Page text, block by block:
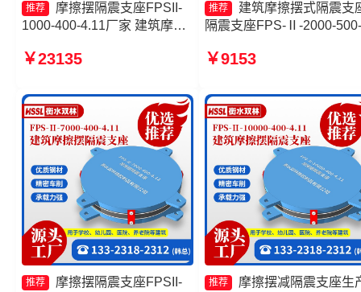
推荐
摩擦摆隔震支座FPSII-
1000-400-4.11厂家 建筑摩擦
隔震支座FPSII-7000-400-
座源头工厂
￥23135
推荐
建筑摩擦摆式隔震支
隔震支座FPS-Ⅱ-2000-500-
FPSII-6000-300-3.48 摩擦
3.81
￥9153
推荐
摩擦摆隔震支座FPSII-
推荐
摩擦摆减隔震支座生